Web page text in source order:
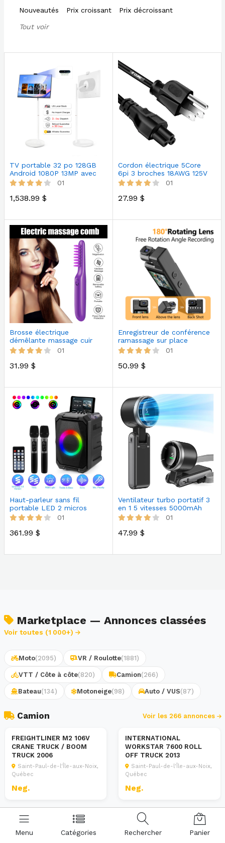
Nouveautés Prix croissant Prix décroissant
Tout voir
TV portable 32 po 128GB
Android 1080P 13MP avec
téléco…
01
1,538.99 $
Cordon électrique 5Core
6pi 3 broches 18AWG 125V
01
27.99 $
Brosse électrique
démêlante massage cuir
chevelu
01
31.99 $
Enregistreur de conférence
ramassage sur place
uniquem…
01
50.99 $
Haut-parleur sans fil
portable LED 2 micros
01
361.99 $
Ventilateur turbo portatif 3
en 1 5 vitesses 5000mAh
01
47.99 $
Marketplace — Annonces classées
Voir toutes (1 000+)
Moto(2095) VR / Roulotte(1881)
VTT / Côte à côte(820) Camion(266)
Bateau(134) Motoneige(98) Auto / VUS(87)
Camion Voir les 266 annonces
Camion
FREIGHTLINER M2 106V
CRANE TRUCK / BOOM
TRUCK 2006
Saint-Paul-de-l'Île-aux-Noix,
Québec
Neg.
Camion
INTERNATIONAL
WORKSTAR 7600 ROLL
OFF TRUCK 2013
Saint-Paul-de-l'Île-aux-Noix,
Québec
Neg.
Menu Catégories Rechercher Panier